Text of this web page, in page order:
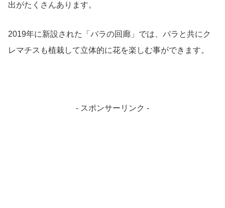
出がたくさんあります。
2019年に新設された「バラの回廊」では、バラと共にク
レマチスも植栽して立体的に花を楽しむ事ができます。
- スポンサーリンク -